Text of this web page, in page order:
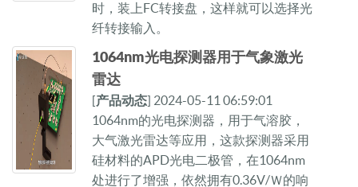
时，装上FC转接盘，这样就可以选择光
纤转接输入。
1064nm光电探测器用于气象激光
雷达
[产品动态] 2024-05-11 06:59:01
1064nm的光电探测器，用于气溶胶，
大气激光雷达等应用，这款探测器采用
硅材料的APD光电二极管，在1064nm
处进行了增强，依然拥有0.36V/Ｗ的响